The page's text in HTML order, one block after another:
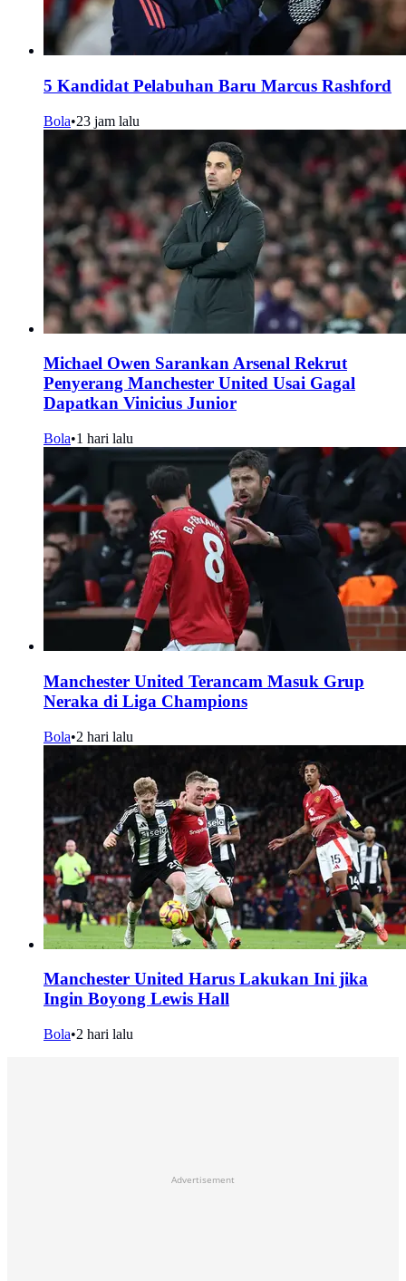
5 Kandidat Pelabuhan Baru Marcus Rashford
Bola•23 jam lalu
Michael Owen Sarankan Arsenal Rekrut
Penyerang Manchester United Usai Gagal
Dapatkan Vinicius Junior
Bola•1 hari lalu
Manchester United Terancam Masuk Grup
Neraka di Liga Champions
Bola•2 hari lalu
Manchester United Harus Lakukan Ini jika
Ingin Boyong Lewis Hall
Bola•2 hari lalu
Advertisement